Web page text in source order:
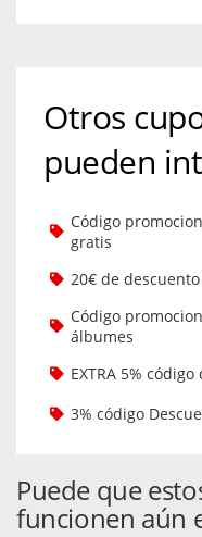
Otros
pueden
Código
gratis
20€ de
Código
álbumes
EXTRA 5%
3% código
Puede que
funcionen aún